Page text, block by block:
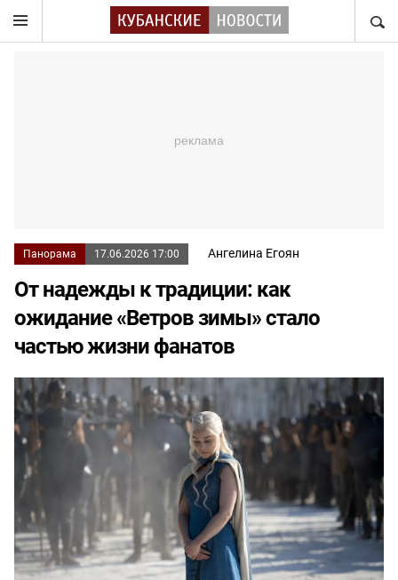
Панорама 17.06.2026 17:00 Ангелина Егоян
От надежды к традиции: как
ожидание «Ветров зимы» стало
частью жизни фанатов